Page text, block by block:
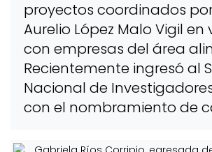
proyectos coordinados por
Aurelio López Malo Vigil
con empresas del área
Recientemente ingresó al
Nacional de Investigadores
con el nombramiento de